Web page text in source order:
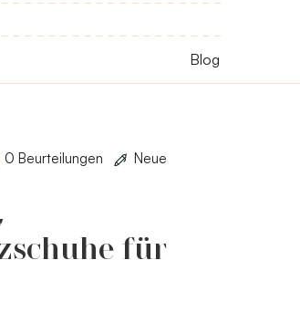
Blog
0 Beurteilungen
Neue
für